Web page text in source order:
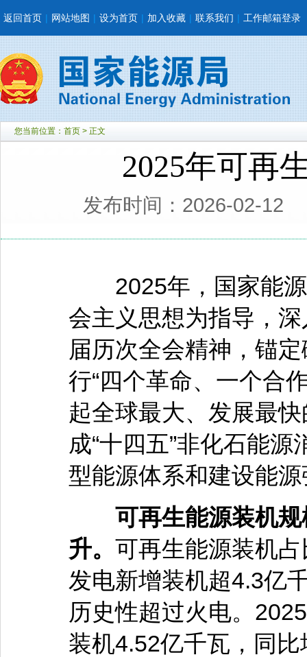
返回首页 | 网站地图 | 设为首页 | 加入收藏 | 联系我们 | 工作邮箱登录
您当前位置： 首页 > 正文
2025年可再
发布时间：2026-02-12
2025年，国家能源
会主义思想为指导，
届历次全会精神，锚
行“四个革命、一个合
起全球最大、发展最
成“十四五”非化石能
型能源体系和建设能
可再生能源装机
升。 可再生能源装机
发电新增装机超4.3亿
历史性超过火电。
装机4.52亿千瓦，同